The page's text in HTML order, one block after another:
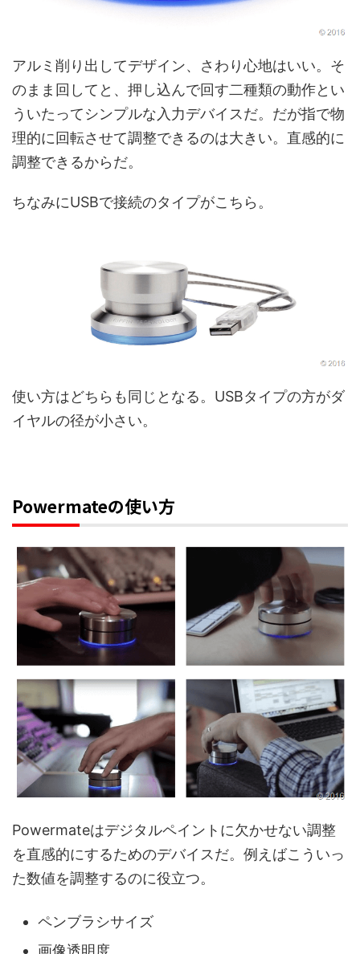
アルミ削り出してデザイン、さわり心地はいい。そ
のまま回してと、押し込んで回す二種類の動作とい
ういたってシンプルな入力デバイスだ。だが指で物
理的に回転させて調整できるのは大きい。直感的に
調整できるからだ。
ちなみにUSBで接続のタイプがこちら。
使い方はどちらも同じとなる。USBタイプの方がダ
イヤルの径が小さい。
Powermateの使い方
Powermateはデジタルペイントに欠かせない調整
を直感的にするためのデバイスだ。例えばこういっ
た数値を調整するのに役立つ。
ペンブラシサイズ
画像透明度